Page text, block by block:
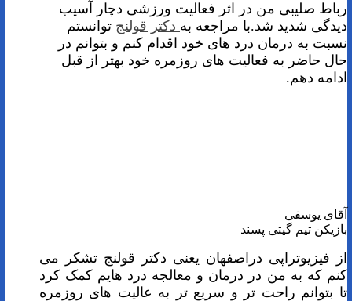
رباط صلیبی من در اثر فعالیت ورزشی دچار آسیب
دیدگی شدید شد.با مراجعه به دکتر قولنج توانستم
نسبت به درمان درد های خود اقدام کنم و بتوانم در
حال حاضر به فعالیت های روزمره خود بهتر از قبل
ادامه دهم.
آقای یوسفی
بازیکن تیم گیتی پسند
از فیزیوتراپی دراصفهان یعنی دکتر قولنج تشکر می
کنم که به من در درمان و معالجه درد هایم کمک کرد
تا بتوانم راحت تر و سریع تر به عالیت های روزمره